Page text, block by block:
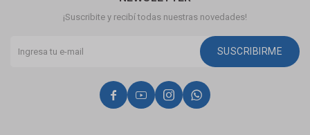
¡Suscribite y recibí todas nuestras novedades!
SUSCRIBIRME
   